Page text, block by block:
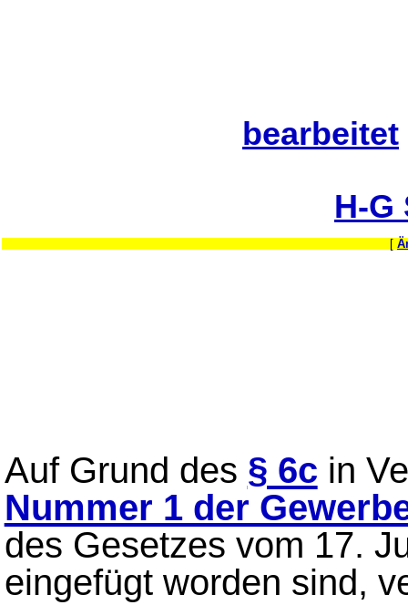
bearbeitet
H-G
[
Auf Grund des § 6c in
Nummer 1 der
des Gesetzes vom 17.
eingefügt worden sind,